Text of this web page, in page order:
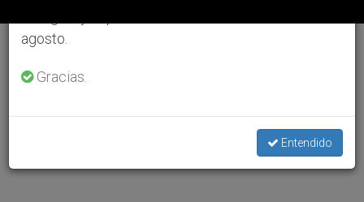
agosto.
Gracias.
Entendido